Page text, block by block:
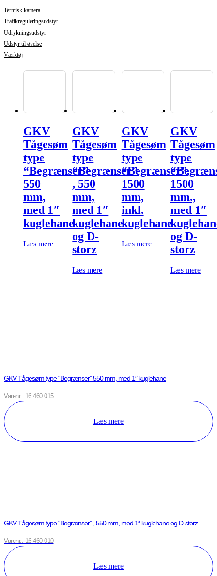
Termisk kamera
Trafikreguleringsudstyr
Udrykningsudstyr
Udstyr til øvelse
Værktøj
GKV
Tågesøm
type
“Begrænser”
550
mm,
med 1″
kuglehane
Læs mere
GKV
Tågesøm
type
“Begrænser”
, 550
mm,
med 1″
kuglehane
og D-
storz
Læs mere
GKV
Tågesøm
type
“Begrænser”,
1500
mm,
inkl.
kuglehane
Læs mere
GKV
Tågesøm
type
1500
mm.,
med 1″
og D-
storz
Læs mere
GKV Tågesøm type “Begrænser” 550 mm, med 1″ kuglehane
Varenr.: 16 460 015
Læs mere
GKV Tågesøm type “Begrænser” , 550 mm, med 1″ kuglehane og D-storz
Varenr.: 16 460 010
Læs mere